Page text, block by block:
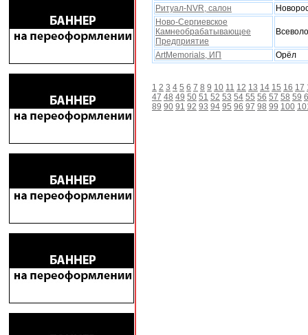
Ритуал-NVR, салон
Ново-Сергиевское
Камнеобрабатывающее
Предприятие
ArtMemorials, ИП Орёл
1 2 3 4 5 6 7 8 9 10 11 12 13 14 15 16 17
47 48 49 50 51 52 53 54 55 56 57 58 59
89 90 91 92 93 94 95 96 97 98 99 100